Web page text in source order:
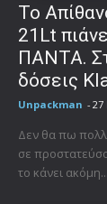
Το
21Lt
ΠΑΝΤΑ.
δόσεις
Unpackman - 27
Δεν θα πω
σε
το κάνει ακόμη...